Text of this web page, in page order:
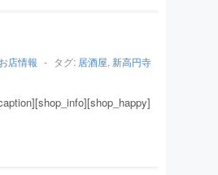
お店情報 - タグ: 居酒屋, 新高円寺